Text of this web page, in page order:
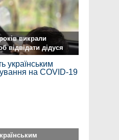
викрали
дідуся